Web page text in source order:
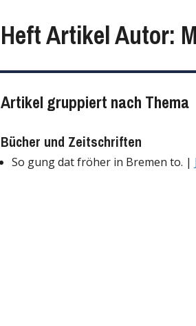
Heft Artikel Autor:
Artikel gruppiert nach Thema
Bücher und Zeitschriften
So gung dat fröher in Bremen to. |